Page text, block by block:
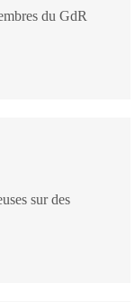
du GdR
sur des